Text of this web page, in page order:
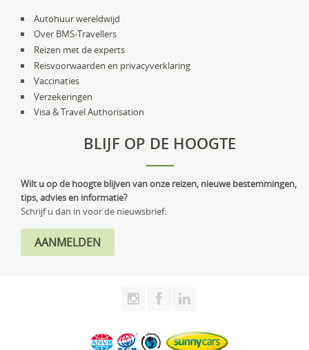
Autohuur wereldwijd
Over BMS-Travellers
Reizen met de experts
Reisvoorwaarden en privacyverklaring
Vaccinaties
Verzekeringen
Visa & Travel Authorisation
BLIJF OP DE HOOGTE
Wilt u op de hoogte blijven van onze reizen, nieuwe bestemmingen,
tips, advies en informatie?
Schrijf u dan in voor de nieuwsbrief: